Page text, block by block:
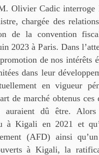
Olivier Cadic interroge
chargée des
de la convention
2023 à Paris. Dans
de nos intérêts
dans leur
en vigueur
de marché obtenus ces
auraient dû être.
à Kigali en 2021 et
(AFD) ainsi
à Kigali, la